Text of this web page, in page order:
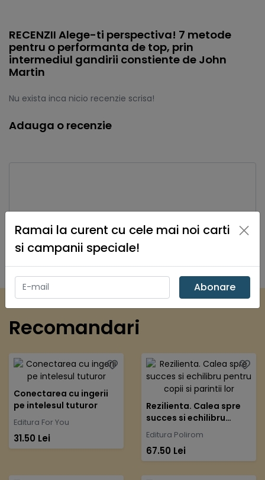
RECENZII Alege-ti perspectiva! 7 metode
pentru o performanta de top, prin
intermediul gandirii constiente de John
Martin
Nu exista inca nicio recenzie scrisa!
Adauga o recenzie
Salveaza recenzie
Recomandari
Conectarea cu ingerii
pe intelesul tuturor
Editura For You
31.50 Lei
Rezilienta. Calea spre
succes si echilibru
pentru copii si parintii
Editura Polirom
67.50 Lei
Ramai la curent cu cele mai noi carti
si campanii speciale!
×
Abonare